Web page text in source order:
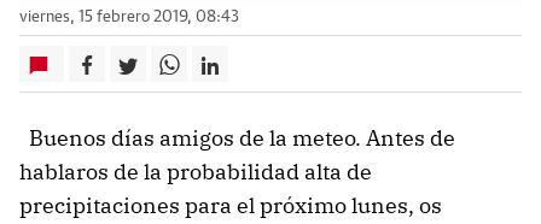
viernes, 15 febrero 2019, 08:43
Buenos días amigos de la meteo. Antes de
hablaros de la probabilidad alta de
precipitaciones para el próximo lunes, os